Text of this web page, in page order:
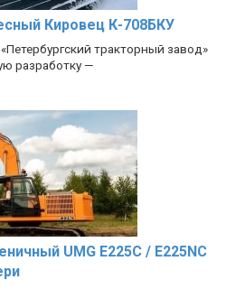
Кировец К-708БКУ
тракторный завод»
разработку —
UMG E225C / E225NC